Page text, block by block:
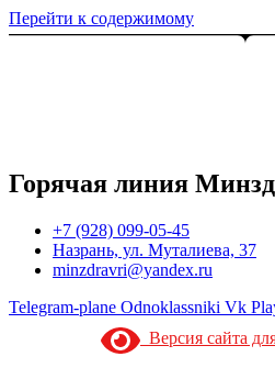
Перейти к содержимому
Горячая линия
+7 (928) 099-05-45
Назрань, ул. Муталиева, 37
minzdravri@yandex.ru
Telegram-plane Odnoklassniki Vk
Версия сайта